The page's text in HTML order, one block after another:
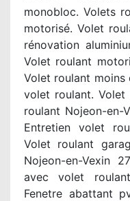
monobloc. Volets
motorisé. Volet
rénovation
Volet roulant
Volet roulant moins
volet roulant. Volet
roulant Nojeon-en-
Entretien volet
Volet roulant
Nojeon-en-Vexin
avec volet
Fenetre abattant